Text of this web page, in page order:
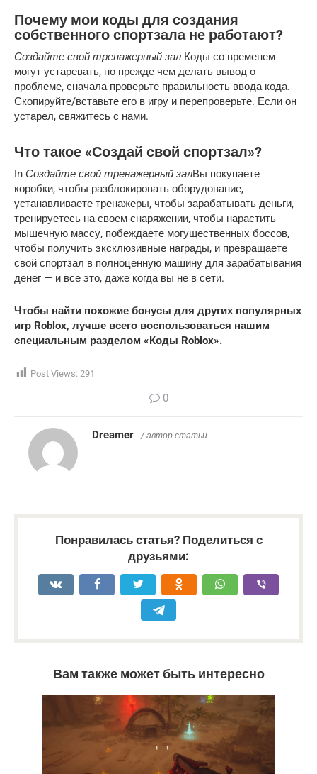
Почему мои коды для создания
собственного спортзала не работают?
Создайте свой тренажерный зал Коды со временем
могут устаревать, но прежде чем делать вывод о
проблеме, сначала проверьте правильность ввода кода.
Скопируйте/вставьте его в игру и перепроверьте. Если он
устарел, свяжитесь с нами.
Что такое «Создай свой спортзал»?
In Создайте свой тренажерный залВы покупаете
коробки, чтобы разблокировать оборудование,
устанавливаете тренажеры, чтобы зарабатывать деньги,
тренируетесь на своем снаряжении, чтобы нарастить
мышечную массу, побеждаете могущественных боссов,
чтобы получить эксклюзивные награды, и превращаете
свой спортзал в полноценную машину для зарабатывания
денег — и все это, даже когда вы не в сети.
Чтобы найти похожие бонусы для других популярных
игр Roblox, лучше всего воспользоваться нашим
специальным разделом «Коды Roblox».
Post Views: 291
0
Dreamer / автор статьи
Понравилась статья? Поделиться с
друзьями:
Вам также может быть интересно